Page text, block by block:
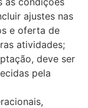
ajustes nas
e oferta de
atividades;
deve ser
pela